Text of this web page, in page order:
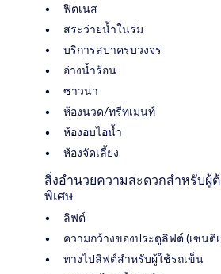
ฟิตเนส
สระว่ายน้ำในร่ม
บริการสปาครบวงจร
อ่างน้ำร้อน
ซาวน่า
ห้องนวด/ทรีทเมนท์
ห้องอบไอน้ำ
ห้องจัดเลี้ยง
สิ่งอำนวยความสะดวกสำหรับผู้
พิเศษ
ลิฟต์
ความกว้างของประตูลิฟต์ (เซนติ
ทางไปลิฟต์สำหรับผู้ใช้รถเข็น